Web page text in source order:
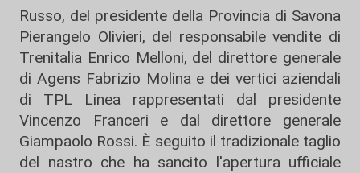
Russo, del presidente della Provincia di Savona
Pierangelo Olivieri, del responsabile vendite di
Trenitalia Enrico Melloni, del direttore generale
di Agens Fabrizio Molina e dei vertici aziendali
di TPL Linea rappresentati dal presidente
Vincenzo Franceri e dal direttore generale
Giampaolo Rossi. È seguito il tradizionale taglio
del nastro che ha sancito l'apertura ufficiale